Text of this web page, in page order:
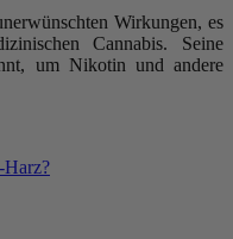
Wirkungen, es
Cannabis. Seine
um Nikotin und andere